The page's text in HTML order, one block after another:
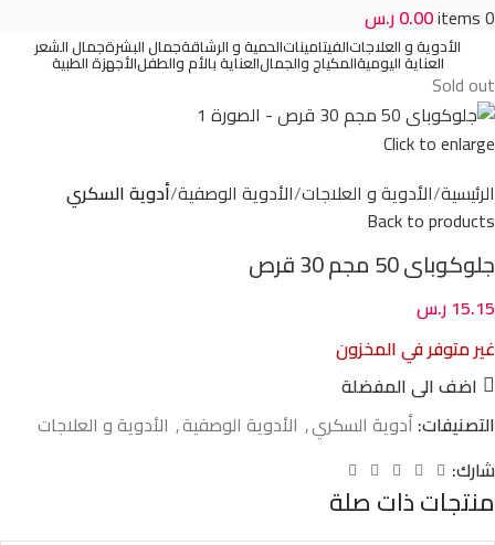
0
items
0.00ر.س
الأدوية و العلاجاتالفيتاميناتالحمية و الرشاقةجمال البشرةجمال الشعر
العناية اليوميةالمكياج والجمالالعناية بالأم والطفلالأجهزة الطبية
Sold out
Click to enlarge
الرئيسية الأدوية و العلاجات الأدوية الوصفية أدوية السكري
Back to products
جلوكوباى 50 مجم 30 قرص
15.15 ر.س
غير متوفر في المخزون
اضف الى المفضلة
التصنيفات: أدوية السكري, الأدوية الوصفية, الأدوية و العلاجات
شارك:
منتجات ذات صلة